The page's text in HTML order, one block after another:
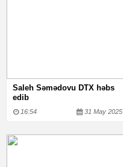
Saleh Səmədovu DTX həbs
edib
16:54 31 May 2025